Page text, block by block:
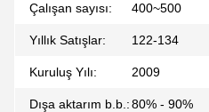
Çalışan sayısı: 400~500
Yıllık Satışlar: 122-134
Kuruluş Yılı: 2009
Dışa aktarım b.b.:80% - 90%